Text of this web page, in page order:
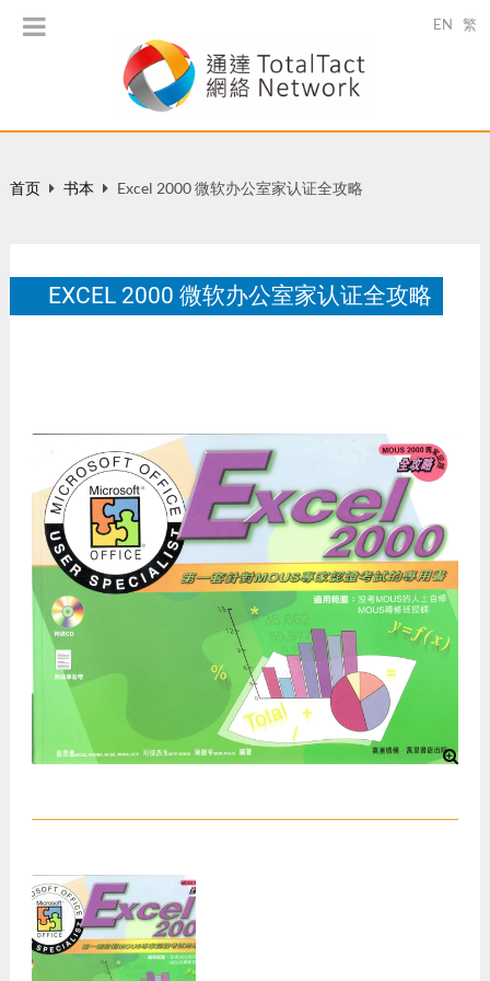
EN 繁
首页 书本 Excel 2000 微软办公室家认证全攻略
EXCEL 2000 微软办公室家认证全攻略